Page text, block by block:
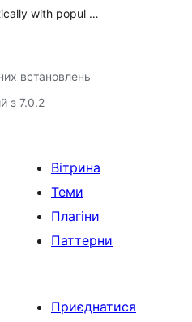
with popul …
встановлень
з 7.0.2
Вітрина
Теми
Плагіни
Паттерни
Приєднатися